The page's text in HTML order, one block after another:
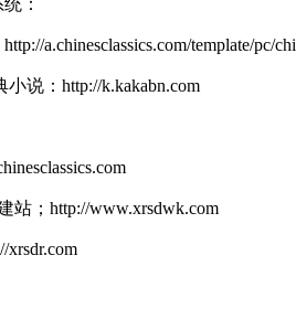
：
a.chinesclassics.com/template/pc/
说：http://k.kakabn.com
站；http://www.xrsdwk.com